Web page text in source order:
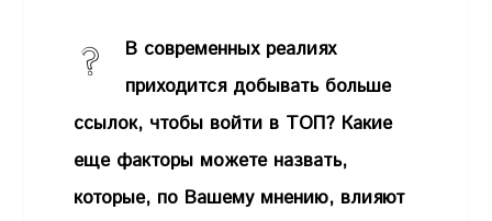
В современных реалиях
приходится добывать больше
ссылок, чтобы войти в ТОП? Какие
еще факторы можете назвать,
которые, по Вашему мнению, влияют